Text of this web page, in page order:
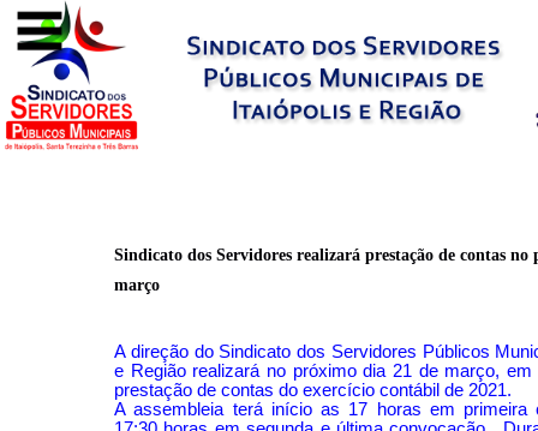
Sindicato dos Servidores realizará prestação de contas no
março